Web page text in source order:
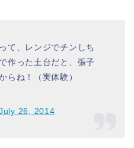
て、レンジでチンしち
作った土台だと、張子
らね！（実体験）
26, 2014